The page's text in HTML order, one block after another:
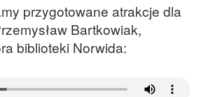
przygotowane atrakcje dla
Bartkowiak,
biblioteki Norwida: